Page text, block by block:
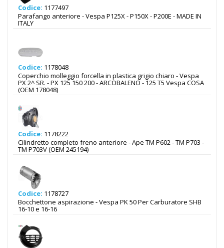
Codice: 1177497
Parafango anteriore - Vespa P125X - P150X - P200E - MADE IN
ITALY
Codice: 1178048
Coperchio molleggio forcella in plastica grigio chiaro - Vespa
PX 2^ SR. - PX 125 150 200 - ARCOBALENO - 125 T5 Vespa COSA
(OEM 178048)
Codice: 1178222
Cilindretto completo freno anteriore - Ape TM P602 - TM P703 -
TM P703V (OEM 245194)
Codice: 1178727
Bocchettone aspirazione - Vespa PK 50 Per Carburatore SHB
16-10 e 16-16